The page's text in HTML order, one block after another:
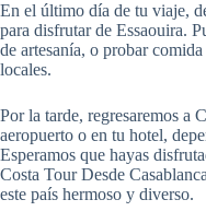
En el último día de tu viaje,
para disfrutar de Essaouira.
de artesanía, o probar
locales.
Por la tarde, regresaremos a
aeropuerto o en tu hotel,
Esperamos que hayas
Costa Tour Desde
este país hermoso y diverso.